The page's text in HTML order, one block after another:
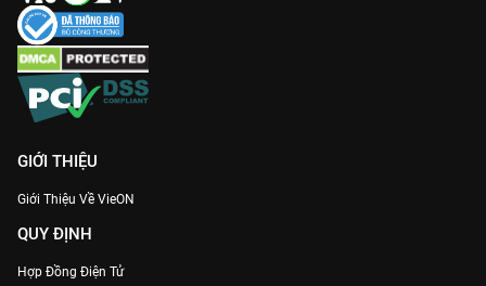
GIỚI THIỆU
Giới Thiệu Về VieON
QUY ĐỊNH
Hợp Đồng Điện Tử